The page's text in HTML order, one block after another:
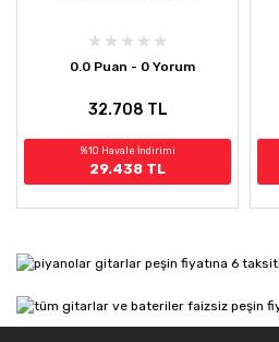
0.0 Puan - 0 Yorum
32.708 TL
%10 Havale İndirimi
29.438 TL